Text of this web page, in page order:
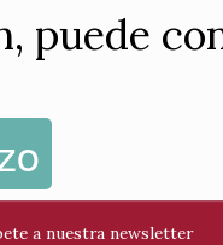
puede
a nuestra newsletter